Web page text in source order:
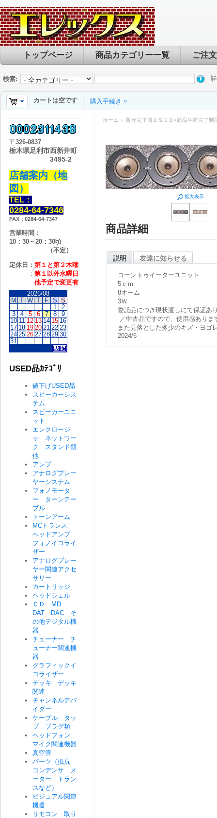
トップページ 商品カテゴリー一覧 ご注
検索:
カートは空です 購入手続き
ホーム 販売完了済ＵＳＥＤ+新品生産完了製
拡大表示
商品詳細
説明 友達に知らせる
コーントゥイーターユニット
5ｃｍ
8オーム
3Ｗ
委託品につき現状渡しにて保証あ
／中古品ですので、使用感ありま
また見落とした多少のキズ・ヨゴ
2024/6
〒 326-0837
栃木県足利市西新井町
3495-2
店舗案内（地
図）
TEL：
0284-64-7346
FAX：0284-64-7347
営業時間：
10：30～20：30頃
（不定）
定休日： 第１と第２木曜
： 第１以外水曜日
他予定で変更有
2026/08
M T W T F S S
1
2
3
4 5 6 7 8
9
10 11 12 13 14 15 16
17 18 19 20 21 22 23
24 25 26 27 28 29 30
31
USED品ｶﾃｺﾞﾘ
値下げUSED品
スピーカーシス
テム
スピーカーユニ
ット
エンクロージ
ャ ネットワー
ク スタンド類
他
アンプ
アナログプレー
ヤーシステム
フォノモータ
ー ターンテー
ブル
トーンアーム
MCトランス
ヘッドアンプ
フォノイコライ
ザー
アナログプレー
ヤー関連アクセ
サリー
カートリッジ
ヘッドシェル
ＣＤ MD
DAT DAC そ
の他デジタル機
器
チューナー チ
ューナー関連機
器
グラフィックイ
コライザー
デッキ デッキ
関連
チャンネルデバ
イダー
ケーブル タッ
プ プラグ類
ヘッドフォン
マイク関連機器
真空管
パーツ（抵抗
コンデンサ メ
ーター トラン
スなど）
ビジュアル関連
機器
リモコン 取り